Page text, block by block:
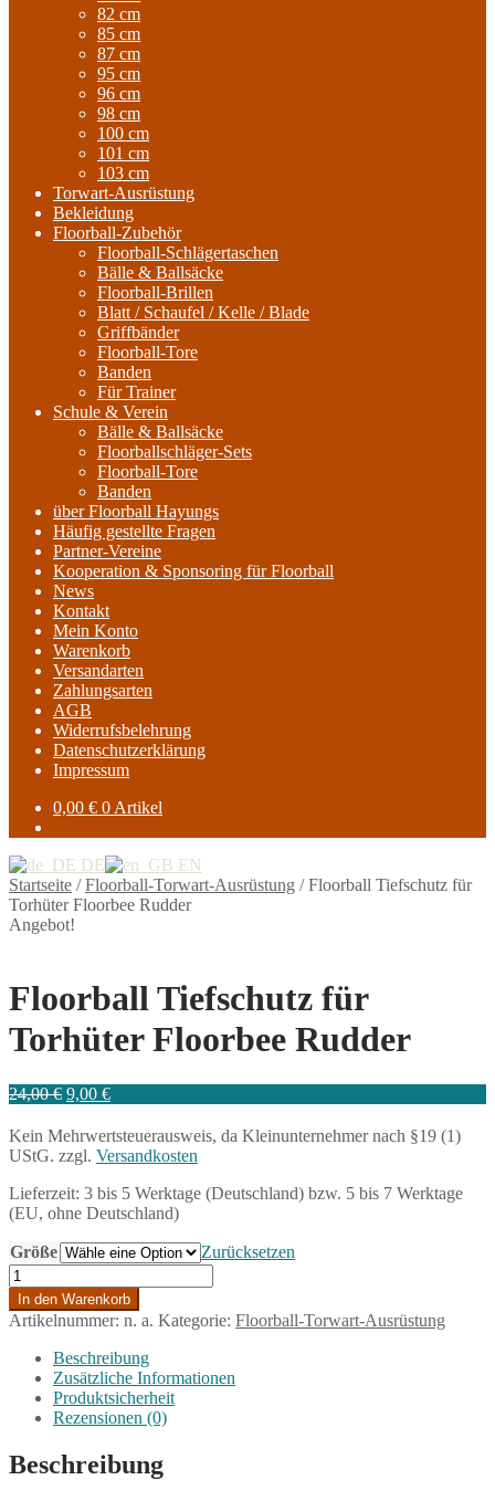
82 cm
85 cm
87 cm
95 cm
96 cm
98 cm
100 cm
101 cm
103 cm
Torwart-Ausrüstung
Bekleidung
Floorball-Zubehör
Floorball-Schlägertaschen
Bälle & Ballsäcke
Floorball-Brillen
Blatt / Schaufel / Kelle / Blade
Griffbänder
Floorball-Tore
Banden
Für Trainer
Schule & Verein
Bälle & Ballsäcke
Floorballschläger-Sets
Floorball-Tore
Banden
über Floorball Hayungs
Häufig gestellte Fragen
Partner-Vereine
Kooperation & Sponsoring für Floorball
News
Kontakt
Mein Konto
Warenkorb
Versandarten
Zahlungsarten
AGB
Widerrufsbelehrung
Datenschutzerklärung
Impressum
0,00 € 0 Artikel
DE
EN
Startseite /Floorball-Torwart-Ausrüstung /Floorball Tiefschutz für
Torhüter Floorbee Rudder
Angebot!
Floorball Tiefschutz für
Torhüter Floorbee Rudder
24,00€ Ursprünglicher
war:
24,00 €
9,00 €Aktueller
ist:
9,00 €.
Kein Mehrwertsteuerausweis, da Kleinunternehmer nach §19 (1)
UStG. zzgl. Versandkosten
Lieferzeit: 3 bis 5 Werktage (Deutschland) bzw. 5 bis 7 Werktage
(EU, ohne Deutschland)
Größe
Zurücksetzen
Floorball
Tiefschutz
für
Torhüter
Floorbee
Rudder
Menge
In den Warenkorb
Artikelnummer: n. a. Kategorie: Floorball-Torwart-Ausrüstung
Beschreibung
Zusätzliche Informationen
Produktsicherheit
Rezensionen (0)
Beschreibung